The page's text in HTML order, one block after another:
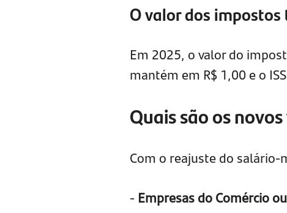
O valor dos
Em 2025, o valor do
mantém em R$ 1,00 e o
Quais são os
Com o reajuste do salário-
- Empresas do Comércio